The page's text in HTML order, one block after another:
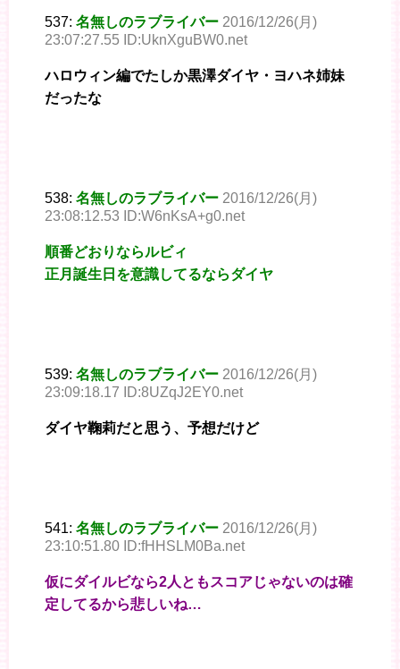
537: 名無しのラブライバー 2016/12/26(月)
23:07:27.55 ID:UknXguBW0.net
ハロウィン編でたしか黒澤ダイヤ・ヨハネ姉妹
だったな
538: 名無しのラブライバー 2016/12/26(月)
23:08:12.53 ID:W6nKsA+g0.net
順番どおりならルビィ
正月誕生日を意識してるならダイヤ
539: 名無しのラブライバー 2016/12/26(月)
23:09:18.17 ID:8UZqJ2EY0.net
ダイヤ鞠莉だと思う、予想だけど
541: 名無しのラブライバー 2016/12/26(月)
23:10:51.80 ID:fHHSLM0Ba.net
仮にダイルビなら2人ともスコアじゃないのは確
定してるから悲しいね…